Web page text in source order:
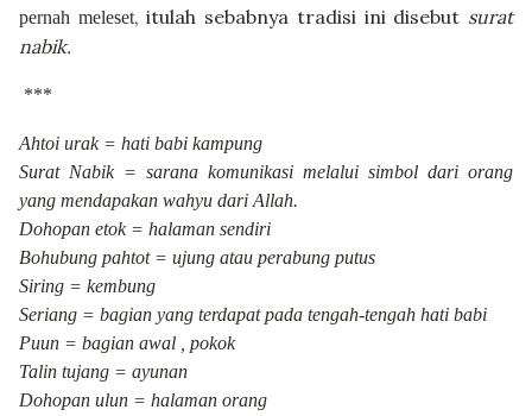
pernah meleset, itulah sebabnya tradisi ini disebut surat
nabik.
***
Ahtoi urak = hati babi kampung
Surat Nabik = sarana komunikasi melalui simbol dari orang
yang mendapakan wahyu dari Allah.
Dohopan etok = halaman sendiri
Bohubung pahtot = ujung atau perabung putus
Siring = kembung
Seriang = bagian yang terdapat pada tengah-tengah hati babi
Puun = bagian awal , pokok
Talin tujang = ayunan
Dohopan ulun = halaman orang